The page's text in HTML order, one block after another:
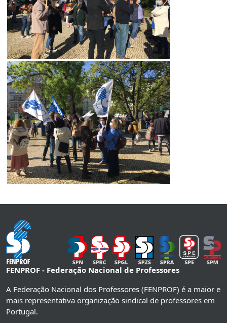
FENPROF - Federação Nacional de Professores
A Federação Nacional dos Professores (FENPROF) é a maior e
mais representativa organização sindical de professores em
Portugal.